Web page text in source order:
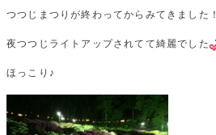
つつじまつりが終わってからみてきました！
夜つつじライトアップされてて綺麗でした
ほっこり♪